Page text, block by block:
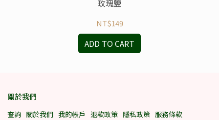
玫瑰鹽
NT$149
ADD TO CART
關於我們
查詢 關於我們 我的帳戶 退款政策 隱私政策 服務條款